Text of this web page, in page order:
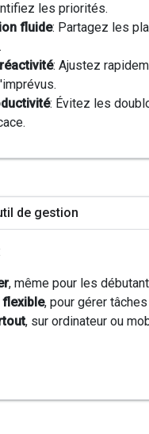
les priorités.
fluide: Partagez les
: Ajustez
: Évitez les
de gestion
, même pour les
flexible, pour gérer
, sur ordinateur ou